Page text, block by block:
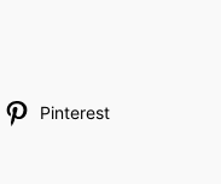
Pinterest